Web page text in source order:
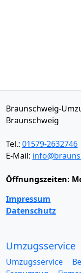
Braunschweig-
Braunschweig
Tel.: 01579-2632746
E-Mail:
Öffnungszeiten:
Impressum
Datenschutz
Umzugsservice
Umzugsservice